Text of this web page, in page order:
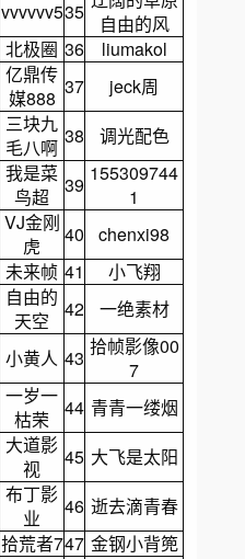
vvvvvv535
自由的风
北极圈 36
liumakol
亿鼎传
媒888 37
jeck周
三块九
毛八啊 38
调光配色
我是菜
鸟超
39 155309744
1
VJ金刚
虎
40
chenxi98
未来帧 41
小飞翔
自由的
天空
42
一绝素材
小黄人 43 拾帧影像00
7
一岁一
枯荣
44 青青一缕烟
大道影
视
45 大飞是太阳
布丁影
业
46 逝去滴青春
拾荒者747 金钢小背篼